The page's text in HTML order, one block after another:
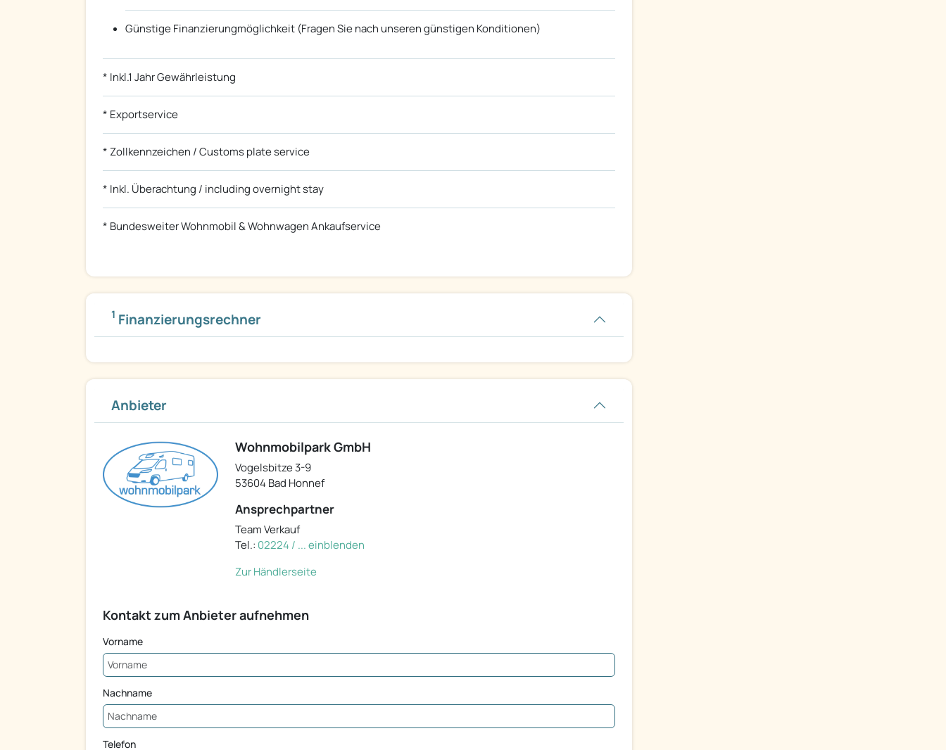
Günstige Finanzierungmöglichkeit (Fragen Sie nach unseren günstigen Konditionen)
* Inkl.1 Jahr Gewährleistung
* Exportservice
* Zollkennzeichen / Customs plate service
* Inkl. Überachtung / including overnight stay
* Bundesweiter Wohnmobil & Wohnwagen Ankaufservice
1 Finanzierungsrechner
Anbieter
Wohnmobilpark GmbH
Vogelsbitze 3-9
53604 Bad Honnef
Ansprechpartner
Team Verkauf
Tel.: 02224 / ... einblenden
Zur Händlerseite
Kontakt zum Anbieter aufnehmen
Vorname
Nachname
Telefon